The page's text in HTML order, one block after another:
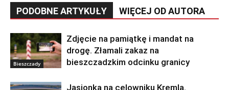
PODOBNE ARTYKUŁY WIĘCEJ OD AUTORA
Bieszczady
Zdjęcie na pamiątkę i mandat na
drogę. Złamali zakaz na
bieszczadzkim odcinku granicy
Jasionka na celowniku Kremla.